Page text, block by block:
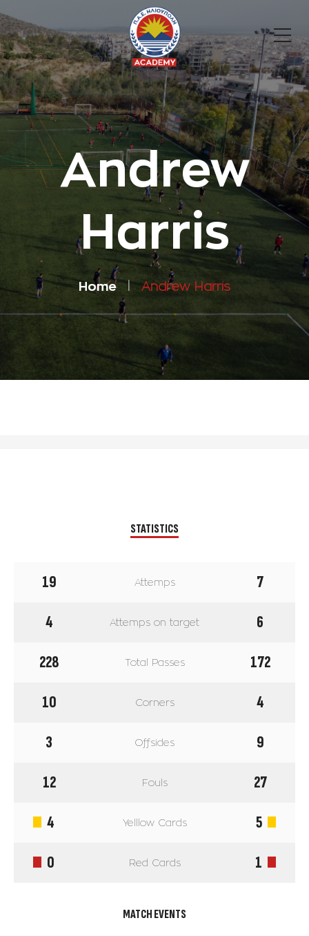
Andrew
Harris
Home Andrew Harris
STATISTICS
MATCH EVENTS
19 Attemps
7
4
Attemps on target
6
228
Total Passes
172
10
Corners
4
3
Offsides
9
12
Fouls
27
4
Yelllow Cards
5
0
Red Cards 1